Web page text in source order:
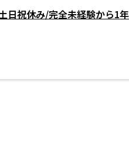
日祝休み/完全未経験から1